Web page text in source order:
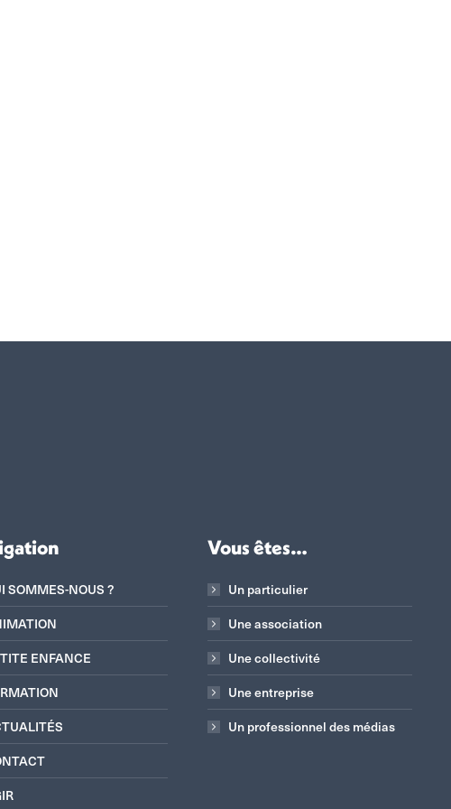
SOMMES-NOUS ?
ENFANCE
Vous êtes…
Un particulier
Une association
Une collectivité
Une entreprise
Un professionnel des médias